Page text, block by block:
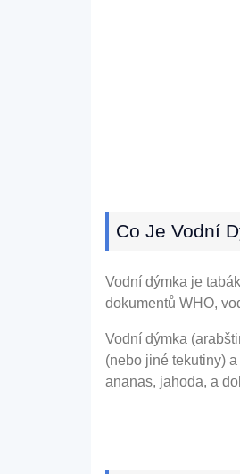
Co Je Vodní
Vodní dýmka je
dokumentů WHO,
Vodní dýmka
(nebo jiné tekutiny)
ananas, jahoda, a